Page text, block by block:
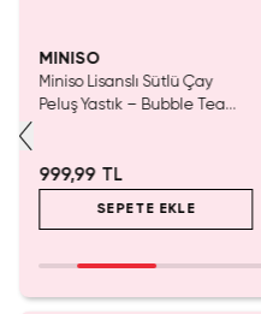
MINISO
Miniso Lisanslı Sütlü Çay
Peluş Yastık – Bubble Tea
999,99 TL
SEPETE EKLE